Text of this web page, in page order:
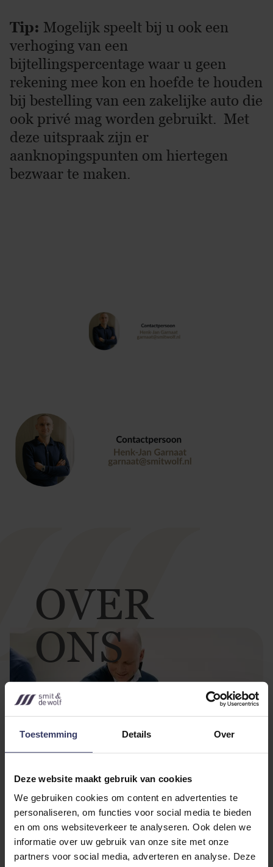
Toestemming Details Over
Deze website maakt gebruik van cookies
We gebruiken cookies om content en advertenties te
personaliseren, om functies voor social media te bieden
en om ons websiteverkeer te analyseren. Ook delen we
informatie over uw gebruik van onze site met onze
partners voor social media, adverteren en analyse. Deze
Tip: Mogelijk speelt bij u ook een
verhoging van een
bijtellingspercentage waar u geen
rekening mee kon en hoefde te houden
bij bestelling van een zakelijke auto die
ook privé mag worden gebruikt. Met
deze uitspraak zijn er
aanknopingspunten om hiertegen
bezwaar te maken.
OVER
ONS
Bij Smit & de Wolf maken de
mensen het verschil